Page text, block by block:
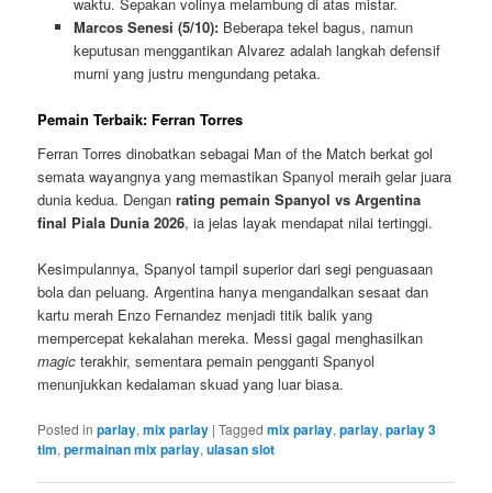
Marcos Senesi (5/10):Beberapa tekel bagus, namun
keputusan menggantikan Alvarez adalah langkah defensif
murni yang justru mengundang petaka.
Pemain Terbaik: Ferran Torres
Ferran Torres dinobatkan sebagai Man of the Match berkat gol
semata wayangnya yang memastikan Spanyol meraih gelar juara
dunia kedua. Denganrating pemain Spanyol vs Argentina
final Piala Dunia 2026, ia jelas layak mendapat nilai tertinggi.
Kesimpulannya, Spanyol tampil superior dari segi penguasaan
bola dan peluang. Argentina hanya mengandalkan sesaat dan
kartu merah Enzo Fernandez menjadi titik balik yang
mempercepat kekalahan mereka. Messi gagal menghasilkan
magic terakhir, sementara pemain pengganti Spanyol
menunjukkan kedalaman skuad yang luar biasa.
Posted in parlay,mix parlay |Tagged mix parlay,parlay,parlay 3
tim,permainan mix parlay,ulasan slot